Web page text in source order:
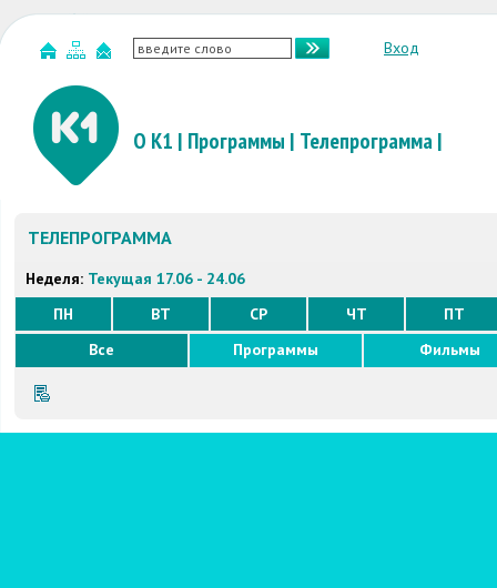
Вход
О К1 | Программы | Телепрограмма|
ТЕЛЕПРОГРАММА
Неделя: Текущая 17.06 - 24.06
ПН
ВТ СР ЧТ
ПТ
Все
Программы Фильмы